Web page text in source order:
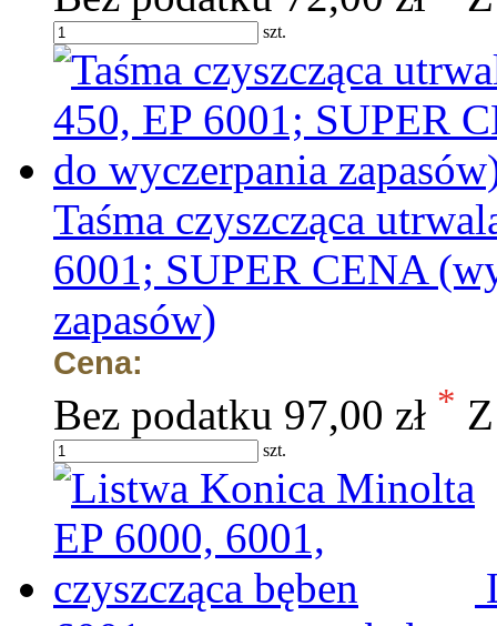
szt.
Taśma czyszcząca
6001; SUPER CENA
zapasów)
Cena:
Bez podatku 97,00 zł *
szt.